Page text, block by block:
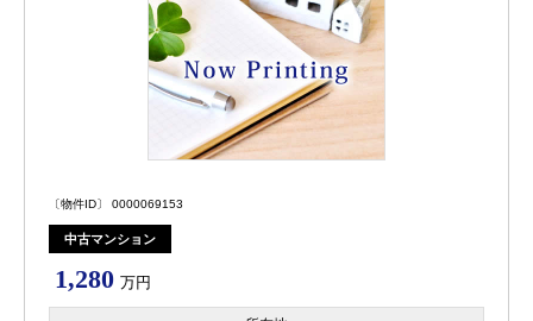
〔物件ID〕 0000069153
中古マンション
1,280 万円